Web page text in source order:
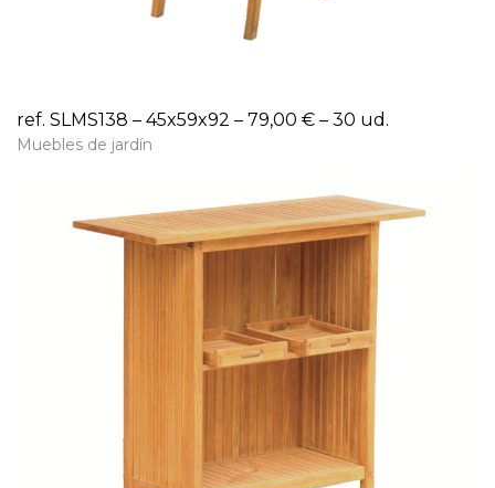
ref. SLMS138 – 45x59x92 – 79,00 € – 30 ud.
Muebles de jardín